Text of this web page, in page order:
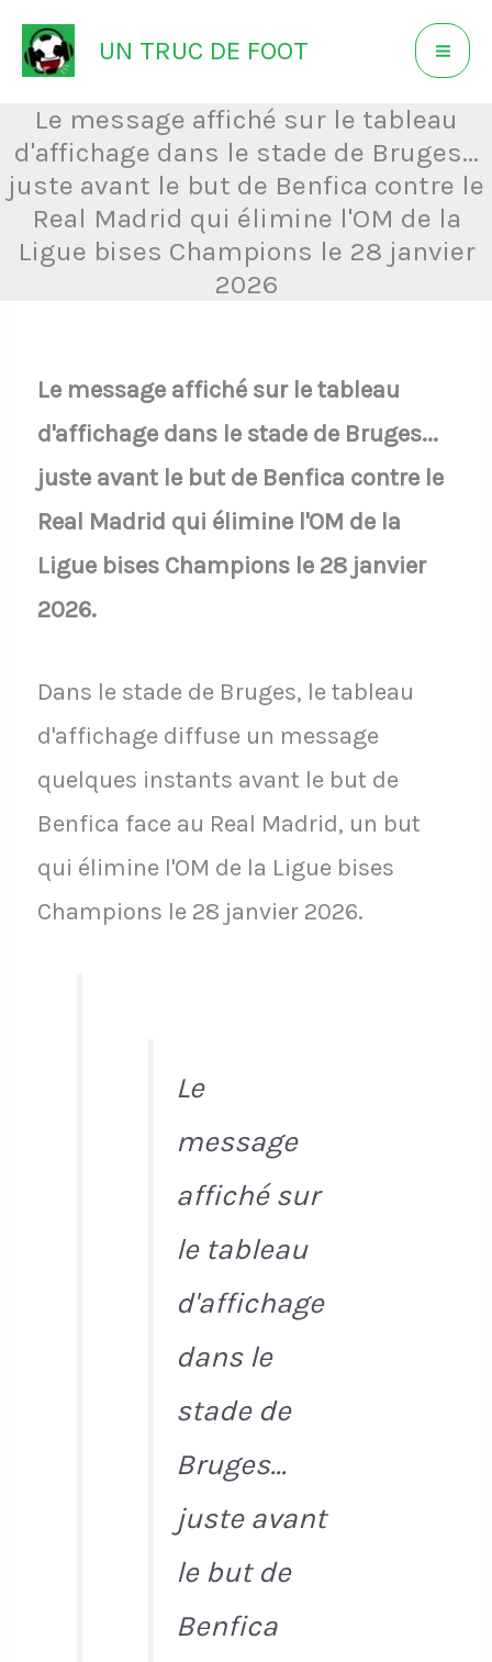
Aller
au
contenu
UN TRUC DE FOOT
Le message affiché sur le tableau
d'affichage dans le stade de Bruges...
juste avant le but de Benfica contre le
Real Madrid qui élimine l'OM de la
Ligue bises Champions le 28 janvier
2026
Le message affiché sur le tableau
d'affichage dans le stade de Bruges...
juste avant le but de Benfica contre le
Real Madrid qui élimine l'OM de la
Ligue bises Champions le 28 janvier
2026.
Dans le stade de Bruges, le tableau
d'affichage diffuse un message
quelques instants avant le but de
Benfica face au Real Madrid, un but
qui élimine l'OM de la Ligue bises
Champions le 28 janvier 2026.
Le
message
affiché sur
le tableau
d'affichage
dans le
stade de
Bruges...
juste avant
le but de
Benfica